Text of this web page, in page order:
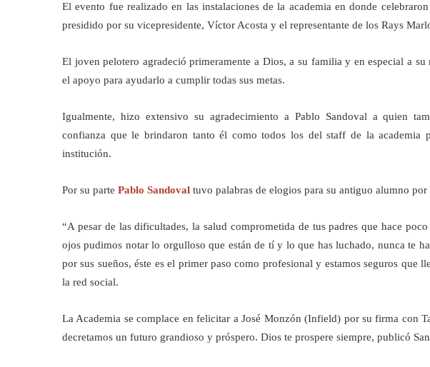
El evento fue realizado en las instalaciones de la academia en donde
presidido por su vicepresidente, Víctor Acosta y el representante de los Rays
El joven pelotero agradeció primeramente a Dios, a su familia y en especial a
el apoyo para ayudarlo a cumplir todas sus metas.
Igualmente, hizo extensivo su agradecimiento a Pablo Sandoval a quien
confianza que le brindaron tanto él como todos los del staff de la academia
institución.
Por su parte Pablo Sandoval tuvo palabras de elogios para su antiguo alumno
“A pesar de las dificultades, la salud comprometida de tus padres que hace
ojos pudimos notar lo orgulloso que están de tí y lo que has luchado, nunca te
por sus sueños, éste es el primer paso como profesional y estamos seguros que
la red social.
La Academia se complace en felicitar a José Monzón (Infield) por su firma con
decretamos un futuro grandioso y próspero. Dios te prospere siempre, publicó